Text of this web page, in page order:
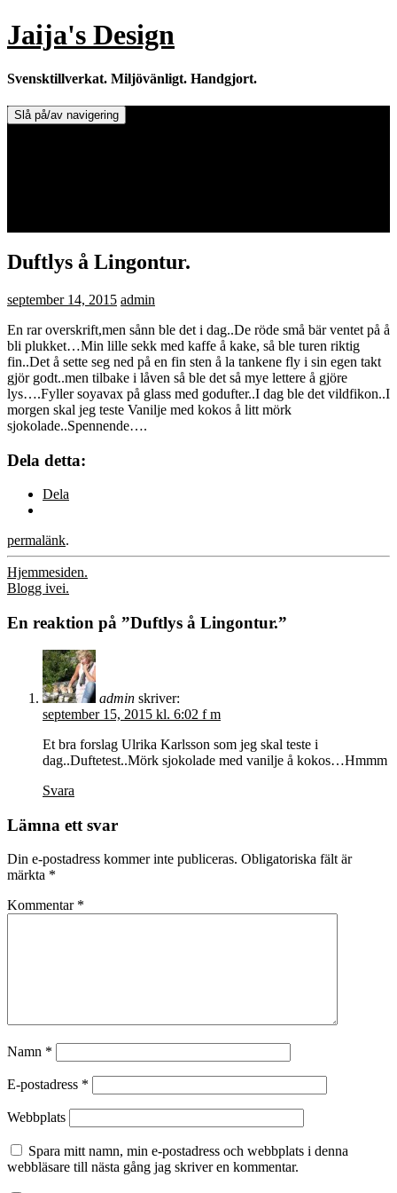
Hoppa
till
Jaija's Design
Svensktillverkat. Miljövänligt. Handgjort.
Slå på/av navigering
Duftlys å Lingontur.
september 14, 2015 admin
En rar overskrift,men sånn ble det i dag..De röde små bär ventet på å
bli plukket…Min lille sekk med kaffe å kake, så ble turen riktig
fin..Det å sette seg ned på en fin sten å la tankene fly i sin egen takt
gjör godt..men tilbake i låven så ble det så mye lettere å gjöre
lys….Fyller soyavax på glass med godufter..I dag ble det vildfikon..I
morgen skal jeg teste Vanilje med kokos å litt mörk
sjokolade..Spennende….
Dela detta:
Dela
permalänk.
Inläggsnavigering
Hjemmesiden.
Blogg ivei.
En reaktion på ”Duftlys å Lingontur.”
admin skriver:
september 15, 2015 kl. 6:02 f m
Et bra forslag Ulrika Karlsson som jeg skal teste i
dag..Duftetest..Mörk sjokolade med vanilje å kokos…Hmmm
Svara
Lämna ett svar
Din e-postadress kommer inte publiceras. Obligatoriska fält är
märkta *
Kommentar *
Namn *
E-postadress *
Webbplats
Spara mitt namn, min e-postadress och webbplats i denna
webbläsare till nästa gång jag skriver en kommentar.